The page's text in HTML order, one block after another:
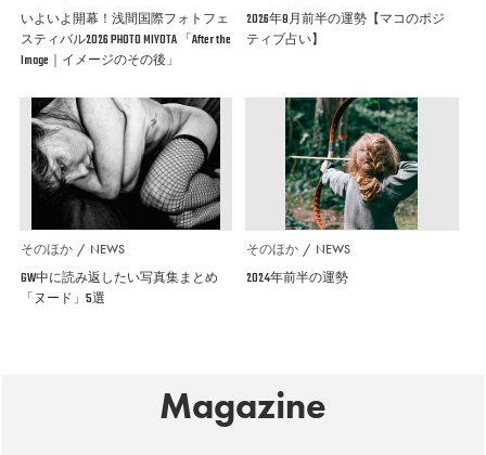
いよいよ開幕！浅間国際フォトフェ
スティバル2026 PHOTO MIYOTA 「After the
Image｜イメージのその後」
2026年8月前半の運勢【マコのポジ
ティブ占い】
そのほか NEWS
GW中に読み返したい写真集まとめ
「ヌード」5選
そのほか NEWS
2024年前半の運勢
Magazine